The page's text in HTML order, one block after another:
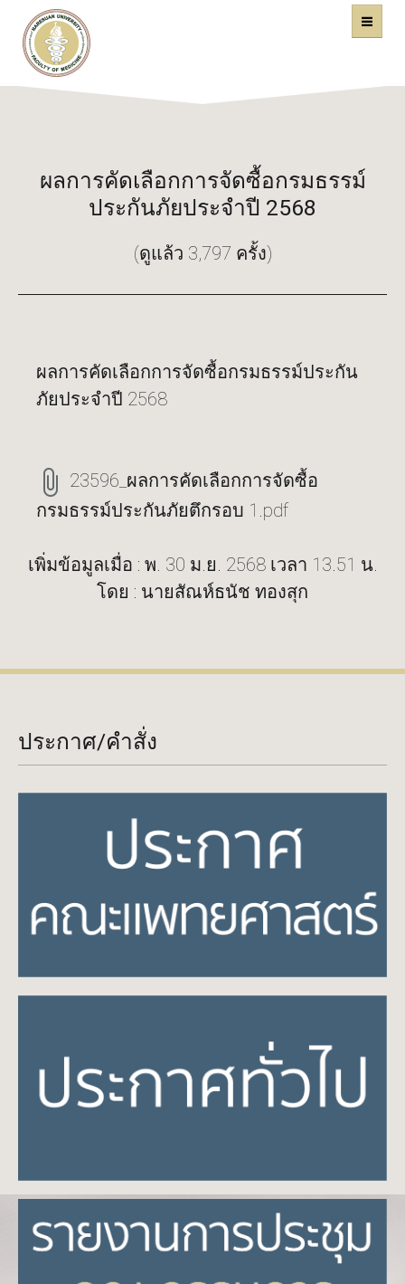
คณะแพทยศาสตร์
ผลการคัดเลือกการจัดซื้อกรมธรรม์
ประกันภัยประจำปี 2568
(ดูแล้ว 3,797 ครั้ง)
ผลการคัดเลือกการจัดซื้อกรมธรรม์ประกัน
ภัยประจำปี 2568
23596_ผลการคัดเลือกการจัดซื้อ
กรมธรรม์ประกันภัยตึกรอบ 1.pdf
เพิ่มข้อมูลเมื่อ : พ. 30 ม.ย. 2568 เวลา 13.51 น.
โดย : นายสัณห์ธนัช ทองสุก
ประกาศ/คำสั่ง